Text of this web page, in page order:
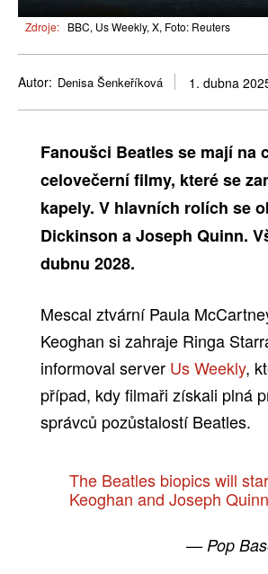
Zdroje: BBC, Us Weekly, X, Foto: Reuters
Autor: Denisa Šenkeříková 1. dubna
Fanoušci Beatles se mají na
celovečerní filmy, které se
kapely. V hlavních rolích se
Dickinson a Joseph Quinn.
dubnu 2028.
Mescal ztvární Paula
Keoghan si zahraje Ringa
informoval server Us Weekly,
případ, kdy filmaři získali plná
správců pozůstalostí Beatles.
The Beatles biopics will
Keoghan and Joseph
— Pop